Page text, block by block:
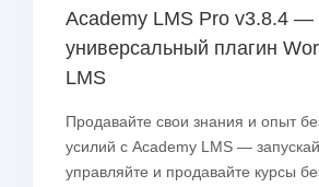
Academy LMS Pro v3.8.4 —
универсальный плагин
LMS
Продавайте свои знания и опыт
усилий с Academy LMS —
управляйте и продавайте курсы